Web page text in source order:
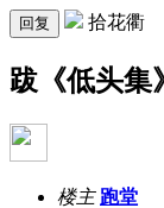
回复 拾花衢
跋《低头集
楼主 跑堂